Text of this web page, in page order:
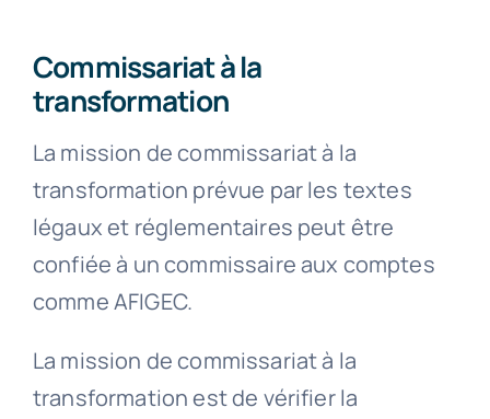
Commissariat à la
transformation
La mission de commissariat à la
transformation prévue par les textes
légaux et réglementaires peut être
confiée à un commissaire aux comptes
comme AFIGEC.
La mission de commissariat à la
transformation est de vérifier la